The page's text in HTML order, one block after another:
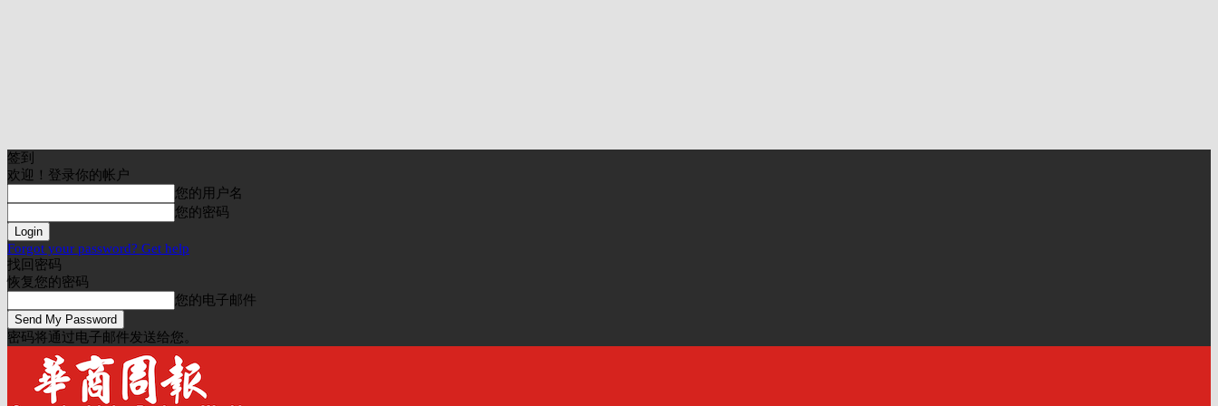
签到
欢迎！登录你的帐户
您的用户名
您的密码
Forgot your password? Get help
找回密码
恢复您的密码
您的电子邮件
密码将通过电子邮件发送给您。